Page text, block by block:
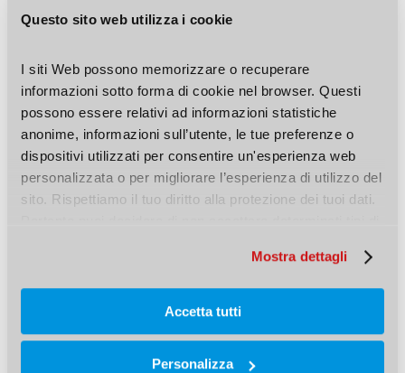
Questo sito web utilizza i cookie
I siti Web possono memorizzare o recuperare
informazioni sotto forma di cookie nel browser. Questi
possono essere relativi ad informazioni statistiche
anonime, informazioni sull’utente, le tue preferenze o
dispositivi utilizzati per consentire un'esperienza web
personalizzata o per migliorare l’esperienza di utilizzo del
sito. Rispettiamo il tuo diritto alla protezione dei tuoi dati.
Mostra dettagli
Accetta tutti
Personalizza
salienti della storia mondiale tra il XX e il XXI
della Germania e dell’Italia.
Orari di apertura
Dal 10.2.2015 al 21.1.2017